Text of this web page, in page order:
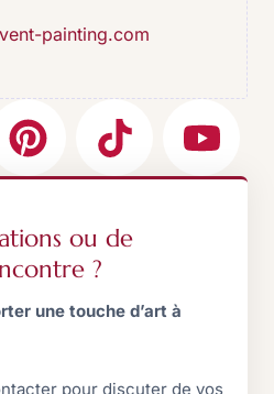
painting.com
ou de
?
une touche d’art à
pour discuter de vos